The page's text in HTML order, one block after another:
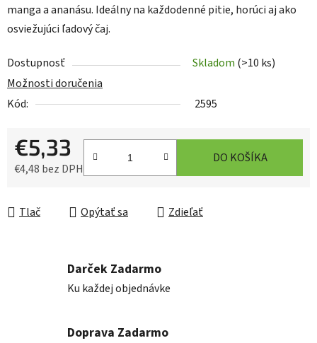
manga a ananásu. Ideálny na každodenné pitie, horúci aj ako
osviežujúci ľadový čaj.
Dostupnosť Skladom (>10 ks)
Možnosti doručenia
Kód:
2595
€5,33
€4,48 bez DPH
DO KOŠÍKA
Tlač Opýtať sa Zdieľať
Darček Zadarmo
Ku každej objednávke
Doprava Zadarmo